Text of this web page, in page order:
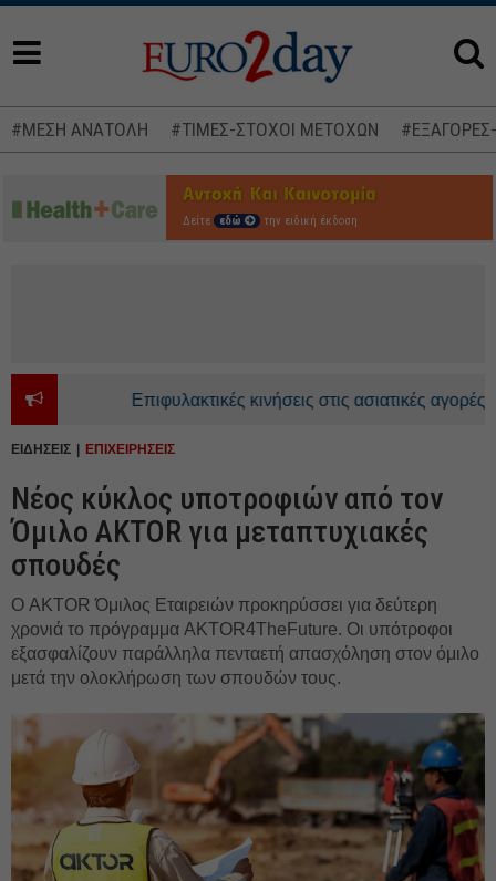
#ΜΕΣΗ ΑΝΑΤΟΛΗ #ΤΙΜΕΣ-ΣΤΟΧΟΙ ΜΕΤΟΧΩΝ
Δείτε εδώ την ειδική έκδοση
Επιφυλακτικές κινήσεις στις ασιατικές αγορές -
ΕΙΔΗΣΕΙΣ ΕΠΙΧΕΙΡΗΣΕΙΣ
Νέος κύκλος υποτροφιών από τον
Όμιλο AKTOR για μεταπτυχιακές
σπουδές
Ο AKTOR Όμιλος Εταιρειών προκηρύσσει για δεύτερη
χρονιά το πρόγραμμα AKTOR4TheFuture. Οι υπότροφοι
εξασφαλίζουν παράλληλα πενταετή απασχόληση στον όμιλο
μετά την ολοκλήρωση των σπουδών τους.